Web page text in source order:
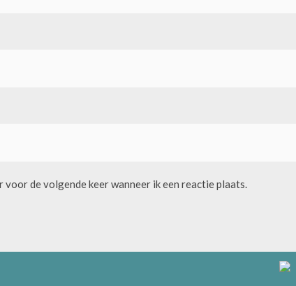
voor de volgende keer wanneer ik een reactie plaats.